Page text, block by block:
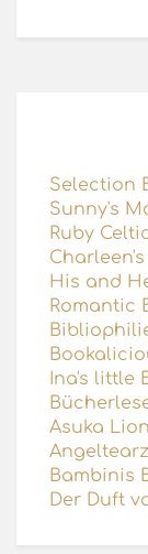
Selection
Sunny's
Ruby
His and
Romantic
Ina's little
Asuka
Bambinis
Der Duft